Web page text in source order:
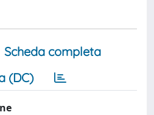
Scheda completa
(DC)